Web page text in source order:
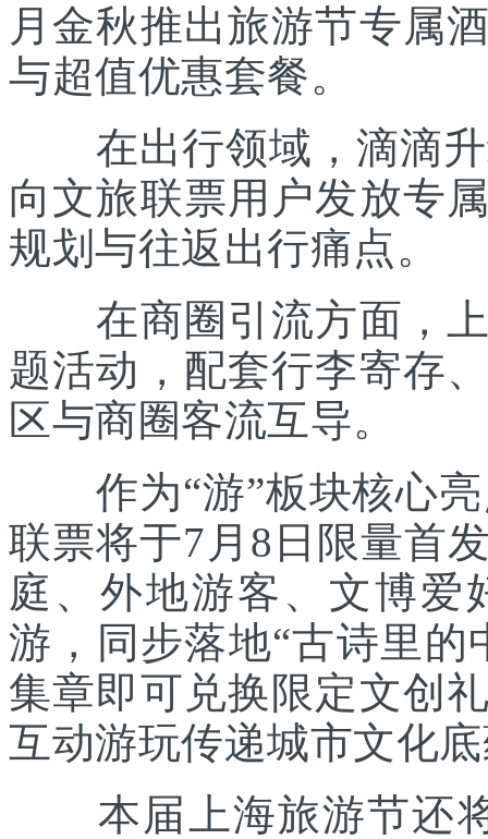
月金秋推出旅游节专属
与超值优惠套餐。
在出行领域，滴滴升
向文旅联票用户发放专
规划与往返出行痛点。
在商圈引流方面，上
题活动，配套行李寄存
区与商圈客流互导。
作为“游”板块核心亮
联票将于7月8日限量首
庭、外地游客、文博爱
游，同步落地“古诗里
集章即可兑换限定文创
互动游玩传递城市文化
本届上海旅游节还将